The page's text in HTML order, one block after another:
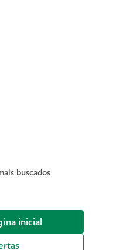
buscados
inicial